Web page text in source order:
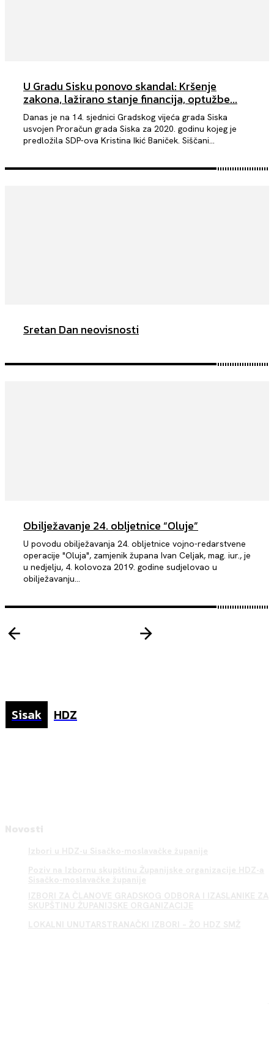
U Gradu Sisku ponovo skandal: Kršenje
zakona, lažirano stanje financija, optužbe...
Danas je na 14. sjednici Gradskog vijeća grada Siska
usvojen Proračun grada Siska za 2020. godinu kojeg je
predložila SDP-ova Kristina Ikić Baniček. Siščani...
Sretan Dan neovisnosti
Obilježavanje 24. obljetnice “Oluje”
U povodu obilježavanja 24. obljetnice vojno-redarstvene
operacije "Oluja", zamjenik župana Ivan Celjak, mag. iur., je
u nedjelju, 4. kolovoza 2019. godine sudjelovao u
obilježavanju...
Sisak HDZ